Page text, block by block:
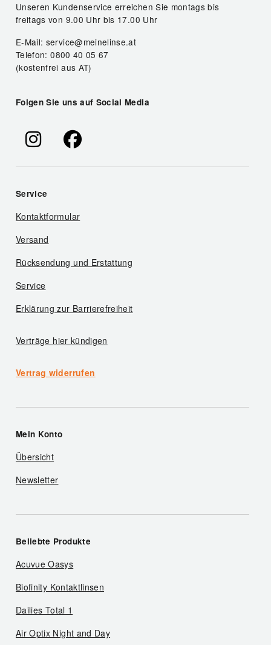
Unseren Kundenservice erreichen Sie montags bis
freitags von 9.00 Uhr bis 17.00 Uhr
E-Mail: service@meinelinse.at
Telefon: 0800 40 05 67
(kostenfrei aus AT)
Folgen Sie uns auf Social Media
Service
Kontaktformular
Versand
Rücksendung und Erstattung
Service
Erklärung zur Barrierefreiheit
Verträge hier kündigen
Vertrag widerrufen
Mein Konto
Übersicht
Newsletter
Beliebte Produkte
Acuvue Oasys
Biofinity Kontaktlinsen
Dailies Total 1
Air Optix Night and Day